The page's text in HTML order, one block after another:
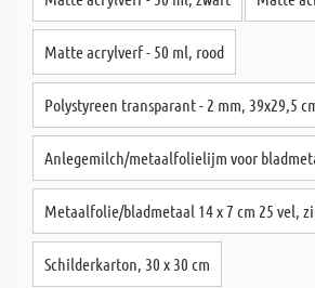
Matte acrylverf - 50 ml, rood
Polystyreen transparant - 2 mm, 39x29,5
Anlegemilch/metaalfolielijm voor
Metaalfolie/bladmetaal 14 x 7 cm 25 vel,
Schilderkarton, 30 x 30 cm